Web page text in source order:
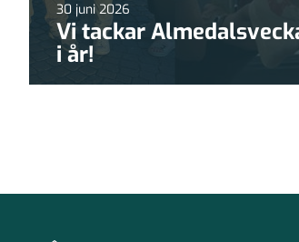
30 juni 2026
Vi tackar
i år!